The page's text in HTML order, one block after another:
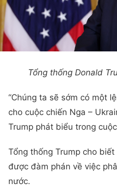
Tổng thống Donald
“Chúng ta sẽ sớm có một
cho cuộc chiến Nga –
Trump phát biểu trong
Tổng thống Trump cho
được đàm phán về việc
nước.